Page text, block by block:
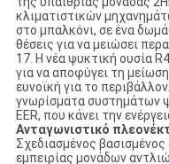
κλιματιστικών
στο μπαλκόνι, σε ένα
θέσεις για να μειώσει
17. Η νέα ψυκτική ουσία
για να αποφύγει τη
ευνοϊκή για το
γνωρίσματα συστημάτων
EER, που κάνει την
Ανταγωνιστικό
Σχεδιασμένος
εμπειρίας μονάδων